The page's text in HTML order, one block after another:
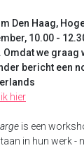
Den Haag,
10.00 -
Omdat we graag
bericht een
hier
is een
in hun werk -